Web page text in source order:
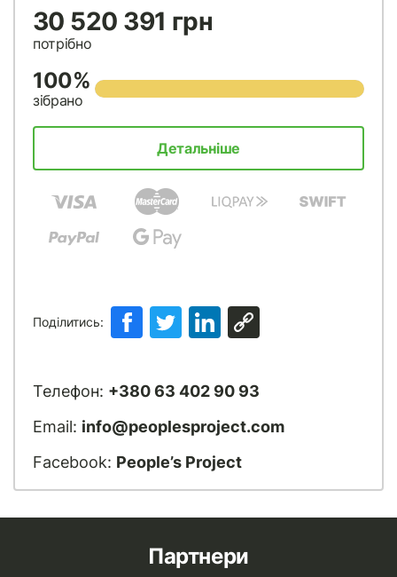
30 520 391 грн
потрібно
100%
зібрано
Детальніше
Поділитись:
Телефон: +380 63 402 90 93
Email: info@peoplesproject.com
Facebook: People’s Project
Партнери